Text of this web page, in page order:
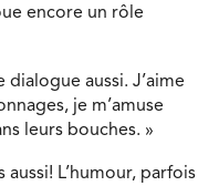
encore un rôle
dialogue aussi. J’aime
je m’amuse
leurs bouches. »
aussi! L’humour, parfois